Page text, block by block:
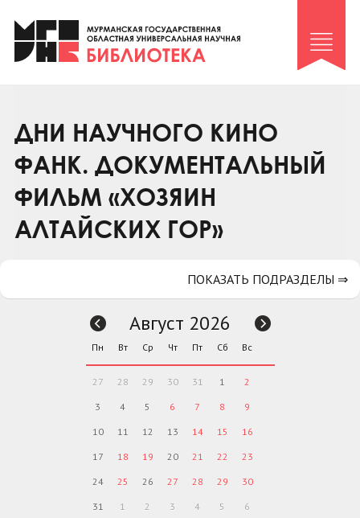
Клуб «Гиря и сельдерей»
Клуб «Семейный архив»
Коллегам
Контакты
ДНИ НАУЧНОГО КИНО
ФАНК. ДОКУМЕНТАЛЬНЫЙ
ФИЛЬМ «ХОЗЯИН
АЛТАЙСКИХ ГОР»
ПОКАЗАТЬ ПОДРАЗДЕЛЫ ⇒
Август 2026
Пн Вт Ср Чт Пт Сб Вс
27 28 29 30 31 1 2
3 4 5 6 7 8 9
10 11 12 13 14 15 16
17 18 19 20 21 22 23
24 25 26 27 28 29 30
31 1 2 3 4 5 6